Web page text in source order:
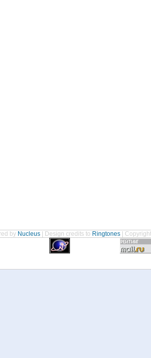
by Nucleus | Design credits to Ringtones |